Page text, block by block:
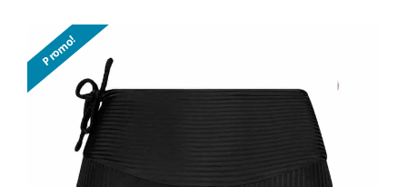
initial
était :
69.95$.
Promo!